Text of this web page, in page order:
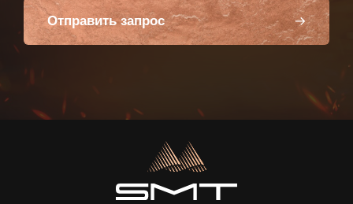
Отправить запрос
Пользуясь данной формой вы соглашаетесь с политикой компании